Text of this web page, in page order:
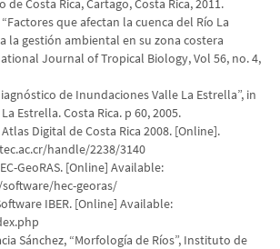
Costa Rica, Cartago, Costa Rica, 2011.
que afectan la cuenca del Río La
la gestión ambiental en su zona costera
Journal of Tropical Biology, Vol 56, no. 4,
de Inundaciones Valle La Estrella”, in
Estrella. Costa Rica. p 60, 2005.
Digital de Costa Rica 2008. [Online].
handle/2238/3140
GeoRAS. [Online] Available:
hec-georas/
IBER. [Online] Available:
Sánchez, “Morfología de Ríos”, Instituto de